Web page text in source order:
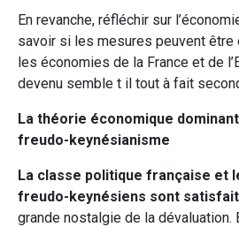
En revanche, réfléchir sur
savoir si les mesures peuvent être
les économies de la France et de
devenu semble t il tout à fait
La théorie économique
freudo-keynésianisme
La classe politique française et
freudo-keynésiens sont
grande nostalgie de la dévaluation.